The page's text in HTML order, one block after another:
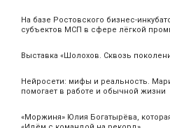
На базе Ростовского бизнес-
субъектов МСП в сфере лёгкой
Выставка «Шолохов. Сквозь
Нейросети: мифы и реальность.
помогает в работе и обычной жизни
«Моржиня» Юлия Богатырёва,